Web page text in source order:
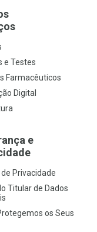
e Testes
Farmacêuticos
Digital
e
Privacidade
Titular de Dados
os Seus